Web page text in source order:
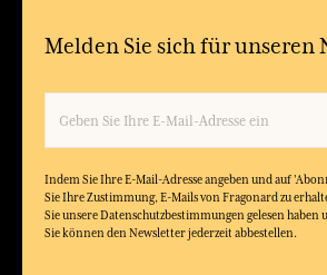
Melden Sie sich für unseren
Indem Sie Ihre E-Mail-Adresse angeben und auf
Sie Ihre Zustimmung, E-Mails von Fragonard zu
Sie unsere Datenschutzbestimmungen gelesen haben
Sie können den Newsletter jederzeit abbestellen.